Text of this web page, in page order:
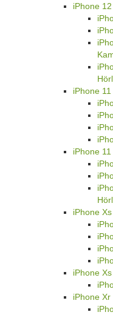
iPhone
iPhone
iPhone
iPhone Xs
iPhone
iPhone Xr